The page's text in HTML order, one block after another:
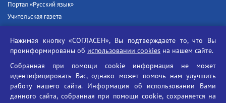
Портал «Русский язык»
Учительская газета
Единый портал государственных услуг
Противодействие угрозам информационной безопасности
Социальные ролики - Генеральная прокуратура РФ
Противодействие коррупции
Нажимая кнопку «СОГЛАСЕН», Вы подтверждаете то, что Вы
проинформированы об использовании cookies на нашем сайте.
Собранная при помощи cookie информация не может
идентифицировать Вас, однако может помочь нам улучшить
работу нашего сайта. Информация об использовании Вами
данного сайта, собранная при помощи cookie, сохраняется на